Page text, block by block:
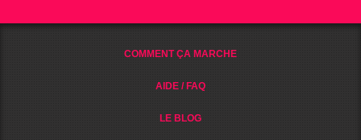
COMMENT ÇA MARCHE
AIDE / FAQ
LE BLOG